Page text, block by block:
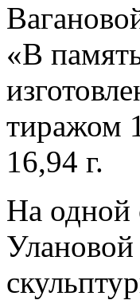
«В
тиражом
16,94 г.
На одной